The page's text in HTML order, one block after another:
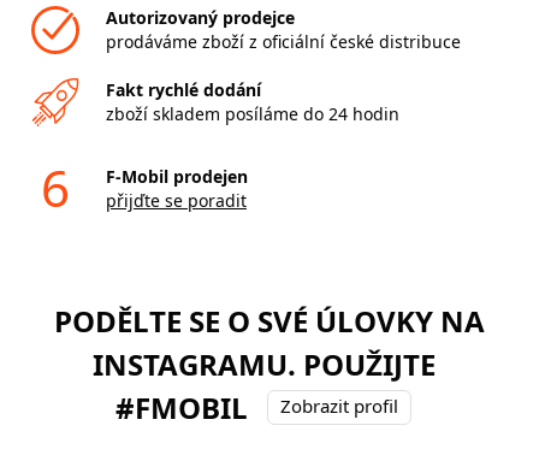
Autorizovaný prodejce
prodáváme zboží z oficiální české distribuce
Fakt rychlé dodání
zboží skladem posíláme do 24 hodin
6
F-Mobil prodejen
přijďte se poradit
PODĚLTE SE O SVÉ ÚLOVKY NA
INSTAGRAMU. POUŽIJTE
#FMOBIL
Zobrazit profil